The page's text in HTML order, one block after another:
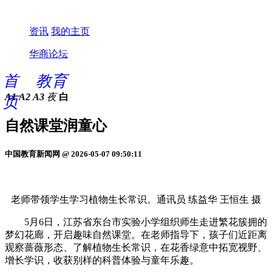
资讯 我的主页
华商论坛
首
页
教育
A1 A2 A3 夜 白
自然课堂润童心
中国教育新闻网 @ 2026-05-07 09:50:11
老师带领学生学习植物生长常识。通讯员 练益华 王恒生 摄
5月6日，江苏省东台市实验小学组织师生走进繁花簇拥的
梦幻花廊，开启趣味自然课堂。在老师指导下，孩子们近距离
观察蔷薇形态、了解植物生长常识，在花香绿意中拓宽视野、
增长学识，收获别样的科普体验与童年乐趣。